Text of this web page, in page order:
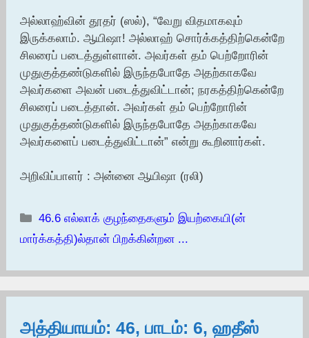
அல்லாஹ்வின் தூதர் (ஸல்), “வேறு விதமாகவும்
இருக்கலாம். ஆயிஷா! அல்லாஹ் சொர்க்கத்திற்கென்றே
சிலரைப் படைத்துள்ளான். அவர்கள் தம் பெற்றோரின்
முதுகுத்தண்டுகளில் இருந்தபோதே அதற்காகவே
அவர்களை அவன் படைத்துவிட்டான்; நரகத்திற்கென்றே
சிலரைப் படைத்தான். அவர்கள் தம் பெற்றோரின்
முதுகுத்தண்டுகளில் இருந்தபோதே அதற்காகவே
அவர்களைப் படைத்துவிட்டான்” என்று கூறினார்கள்.
அறிவிப்பாளர் : அன்னை ஆயிஷா (ரலி)
Categories
46.6 எல்லாக் குழந்தைகளும் இயற்கையி(ன்
மார்க்கத்தி)ல்தான் பிறக்கின்றன ...
அத்தியாயம்: 46, பாடம்: 6, ஹதீஸ்